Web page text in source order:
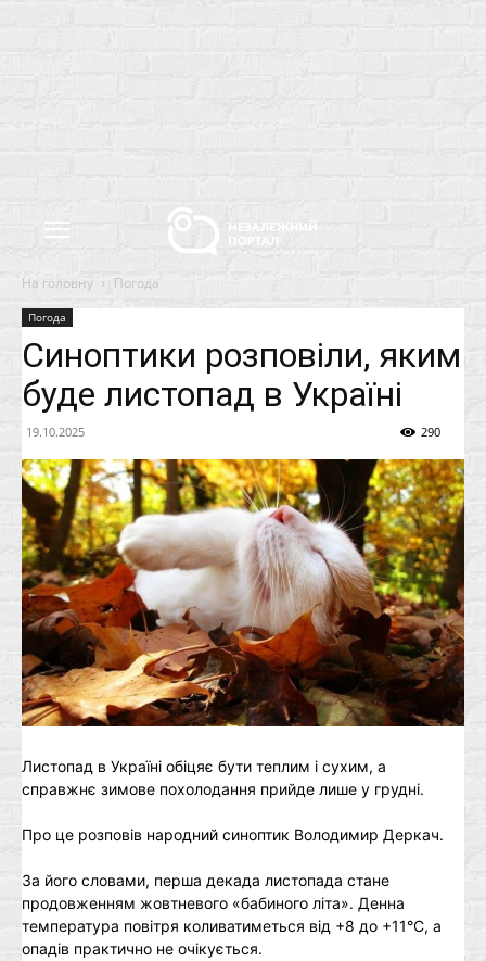
На головну Погода
Погода
Синоптики розповіли, яким
буде листопад в Україні
19.10.2025 290
Листопад в Україні обіцяє бути теплим і сухим, а
справжнє зимове похолодання прийде лише у грудні.
Про це розповів народний синоптик Володимир Деркач.
За його словами, перша декада листопада стане
продовженням жовтневого «бабиного літа». Денна
температура повітря коливатиметься від +8 до +11°C, а
опадів практично не очікується.